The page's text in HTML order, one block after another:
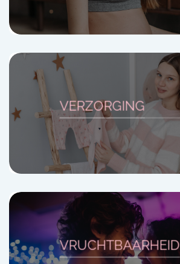
VERZORGING
VRUCHTBAARHEID